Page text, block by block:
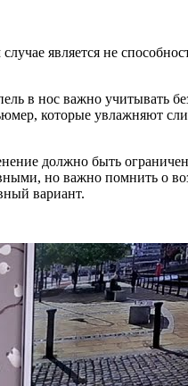
является не
в нос важно учитывать
которые увлажняют
должно быть
но важно помнить о
вариант.